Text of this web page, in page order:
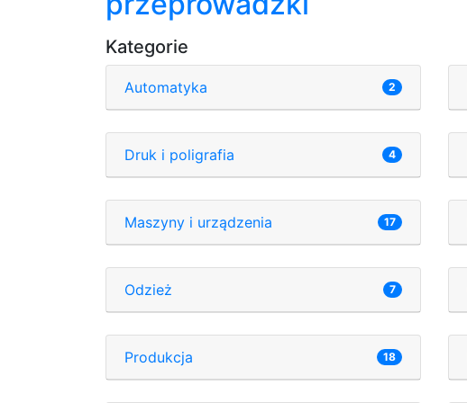
Kategorie
Automatyka 2
Druk i poligrafia 4
Maszyny i urządzenia 17
Odzież 7
Produkcja 18